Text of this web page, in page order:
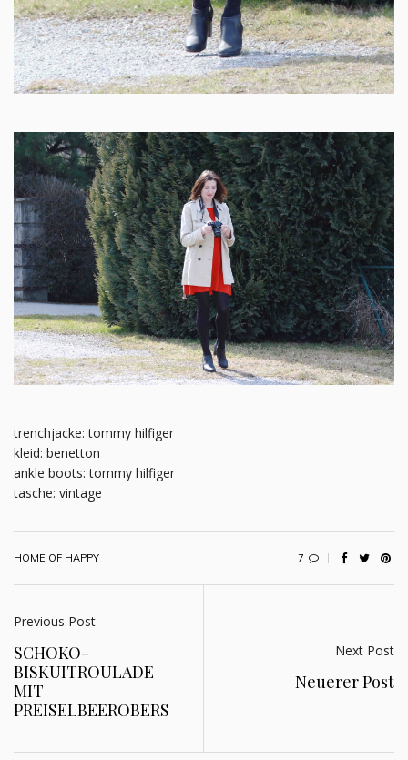
trenchjacke: tommy hilfiger
kleid: benetton
ankle boots: tommy hilfiger
tasche: vintage
HOME OF HAPPY 7
Previous Post
SCHOKO-
BISKUITROULADE
MIT
PREISELBEEROBERS
Next Post
Neuerer Post